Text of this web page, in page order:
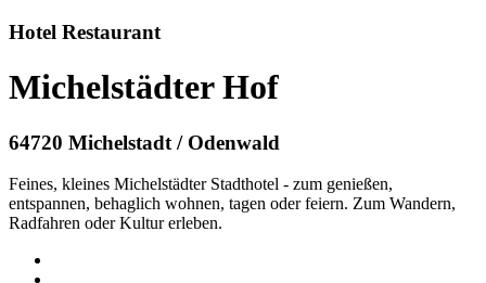
Hotel Restaurant
Michelstädter Hof
64720 Michelstadt / Odenwald
Feines, kleines Michelstädter Stadthotel - zum genießen,
entspannen, behaglich wohnen, tagen oder feiern. Zum Wandern,
Radfahren oder Kultur erleben.